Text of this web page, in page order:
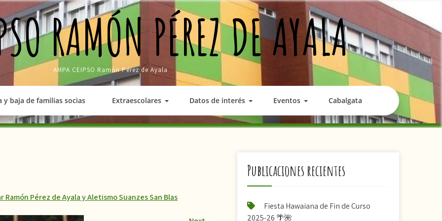
RAMÓN PÉREZ DE AYALA
AMPA CEIPSO Ramón Pérez de Ayala
y baja de familias socias Extraescolares Datos de interés Eventos Cabalgata
Ramón Pérez de Ayala y Aletismo Suanzes San Blas
Publicaciones recientes
Fiesta Hawaiana de Fin de Curso
2025-26 🌴🌺